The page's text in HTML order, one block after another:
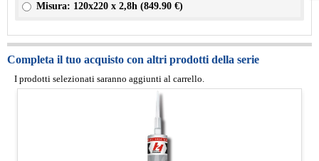
Misura: 120x220 x 2,8h (849.90 €)
Completa il tuo acquisto con altri prodotti della serie
I prodotti selezionati saranno aggiunti al carrello.